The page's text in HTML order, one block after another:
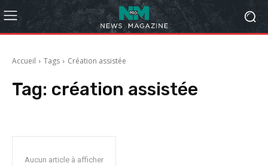
Accueil Tags Création assistée
Tag: création assistée
Aucun article à afficher